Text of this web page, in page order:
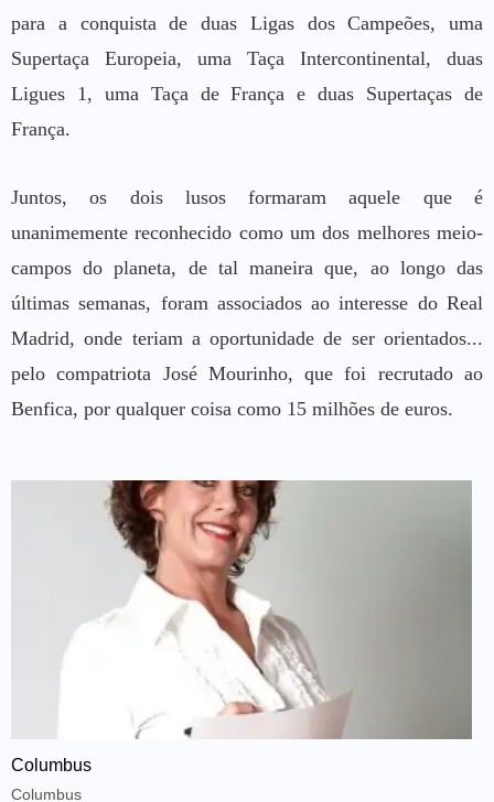
para a conquista de duas Ligas dos Campeões, uma
Supertaça Europeia, uma Taça Intercontinental, duas
Ligues 1, uma Taça de França e duas Supertaças de
França.
Juntos, os dois lusos formaram aquele que é
unanimemente reconhecido como um dos melhores meio-
campos do planeta, de tal maneira que, ao longo das
últimas semanas, foram associados ao interesse do Real
Madrid, onde teriam a oportunidade de ser orientados...
pelo compatriota José Mourinho, que foi recrutado ao
Benfica, por qualquer coisa como 15 milhões de euros.
Columbus
Columbus